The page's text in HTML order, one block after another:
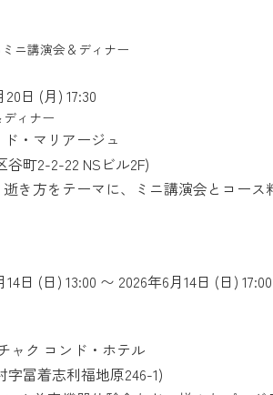
20日 (月) 17:30
ィナー
・マリアージュ
町2-2-22 NSビル2F)
き方をテーマに、ミニ講演会とコー
14日 (日) 13:00 〜 2026年6月14日 (日) 17:00
ャク コンド・ホテル
冨着志利福地原246-1)